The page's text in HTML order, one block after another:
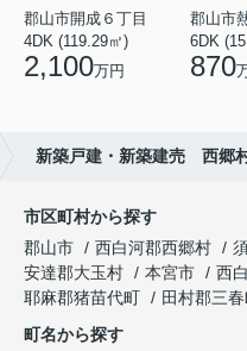
郡山市開成６丁目
4DK (119.29㎡)
2,100万円
6DK
870
新築戸建・新築建売 西郷
市区町村から探す
郡山市
西白河郡西郷村
安達郡大玉村
本宮市 西
耶麻郡猪苗代町
田村郡三
町名から探す